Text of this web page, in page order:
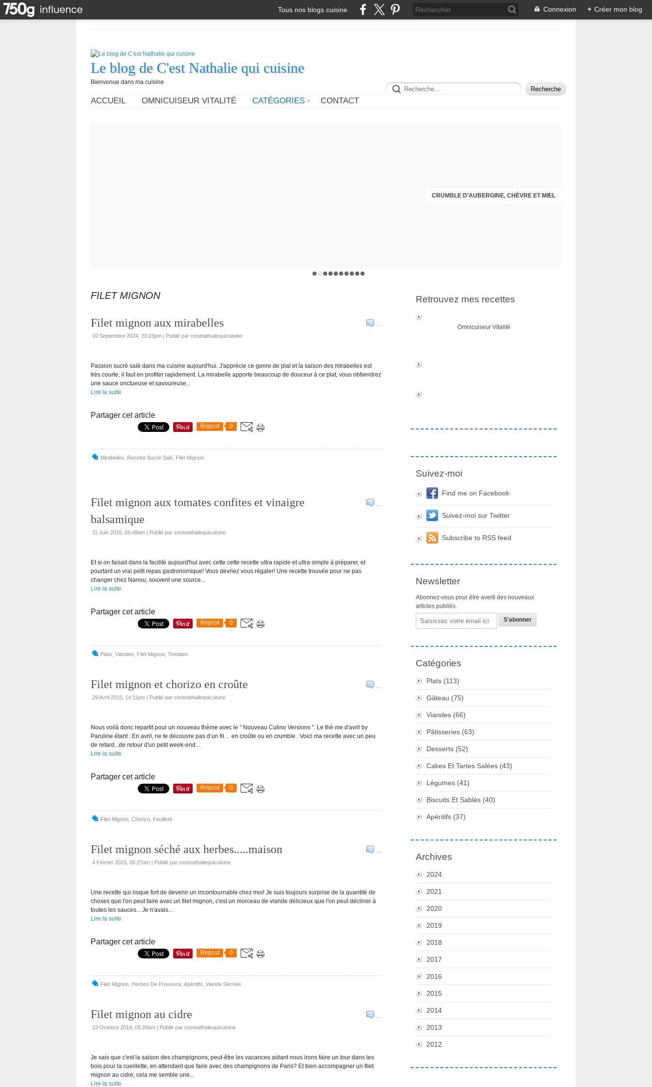
Tous nos blogs cuisine Connexion + Créer mon blog
Le blog de C'est Nathalie qui cuisine
Bienvenue dans ma cuisine
ACCUEIL OMNICUISEUR VITALITÉ CATÉGORIES CONTACT
CRUMBLE D'AUBERGINE, CHÈVRE ET MIEL
SAUTÉ DE VEAU À LA PROVENÇALE
FILET MIGNON
…
Filet mignon aux mirabelles
10 Septembre 2024, 20:23pm | Publié par cestnathaliequicuisine
Passion sucré salé dans ma cuisine aujourd'hui. J'apprécie ce genre de plat et la saison des mirabelles est
très courte, il faut en profiter rapidement. La mirabelle apporte beaucoup de douceur à ce plat, vous obtiendrez
une sauce onctueuse et savoureuse...
Lire la suite
Partager cet article
Repost 0
Mirabelles Recette Sucré Salé Filet Mignon
…
Filet mignon aux tomates confites et vinaigre
balsamique
11 Juin 2016, 05:48am | Publié par cestnathaliequicuisine
Et si on faisait dans la facilité aujourd'hui avec cette cette recette ultra rapide et ultra simple à préparer, et
pourtant un vrai petit repas gastronomique! Vous devriez vous régaler! Une recette trouvée pour ne pas
changer chez Nanou, souvent une source...
Lire la suite
Partager cet article
Repost 0
Plats Viandes Filet Mignon Tomates
…
Filet mignon et chorizo en croûte
29 Avril 2015, 14:11pm | Publié par cestnathaliequicuisine
Nous voilà donc repartit pour un nouveau thème avec le " Nouveau Culino Versions ". Le thè me d'avril by
Paruline étant : En avril, ne te découvre pas d’un fil… en croûte ou en crumble . Voici ma recette avec un peu
de retard...de retour d'un petit week-end...
Lire la suite
Partager cet article
Repost 0
Filet Mignon Chorizo Feuilleté
…
Filet mignon séché aux herbes.....maison
4 Février 2015, 05:27am | Publié par cestnathaliequicuisine
Une recette qui risque fort de devenir un incontournable chez moi! Je suis toujours surprise de la quantité de
choses que l'on peut faire avec un filet mignon, c'est un morceau de viande délicieux que l'on peut décliner à
toutes les sauces... Je n'avais...
Lire la suite
Partager cet article
Repost 0
Filet Mignon Herbes De Provence Apéritifs Viande Séchée
…
Filet mignon au cidre
23 Octobre 2014, 05:28am | Publié par cestnathaliequicuisine
Je sais que c'est la saison des champignons, peut-être les vacances aidant nous irons faire un tour dans les
bois pour la cueillette, en attendant que faire avec des champignons de Paris? Et bien accompagner un filet
mignon au cidre, cela me semble une...
Lire la suite
Retrouvez mes recettes
Omnicuiseur Vitalité
Suivez-moi
Find me on Facebook
Suivez-moi sur Twitter
Subscribe to RSS feed
Newsletter
Abonnez-vous pour être averti des nouveaux
articles publiés.
Email
Catégories
Plats (113)
Gâteau (75)
Viandes (66)
Pâtisseries (63)
Desserts (52)
Cakes Et Tartes Salées (43)
Légumes (41)
Biscuits Et Sablés (40)
Apéritifs (37)
Archives
2024
2021
2020
2019
2018
2017
2016
2015
2014
2013
2012